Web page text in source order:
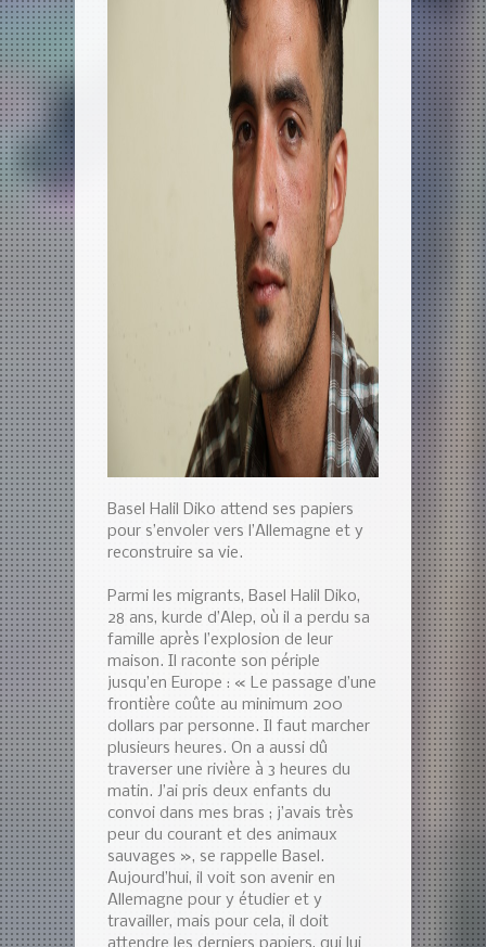
Basel Halil Diko attend ses papiers
pour s’envoler vers l’Allemagne et y
reconstruire sa vie.
Parmi les migrants, Basel Halil Diko,
28 ans, kurde d’Alep, où il a perdu sa
famille après l’explosion de leur
maison. Il raconte son périple
jusqu’en Europe : « Le passage d’une
frontière coûte au minimum 200
dollars par personne. Il faut marcher
plusieurs heures. On a aussi dû
traverser une rivière à 3 heures du
matin. J’ai pris deux enfants du
convoi dans mes bras ; j’avais très
peur du courant et des animaux
sauvages », se rappelle Basel.
Aujourd’hui, il voit son avenir en
Allemagne pour y étudier et y
travailler, mais pour cela, il doit